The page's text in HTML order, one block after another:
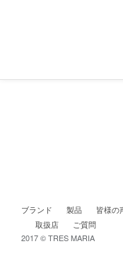
ブランド 製品 皆様の
取扱店
ご質問
2017 © TRES MARIA